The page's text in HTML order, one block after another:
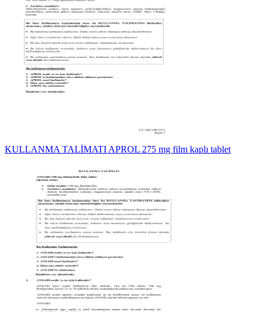
KULLANMA TALİMATI APROL 275 mg film kaplı tablet